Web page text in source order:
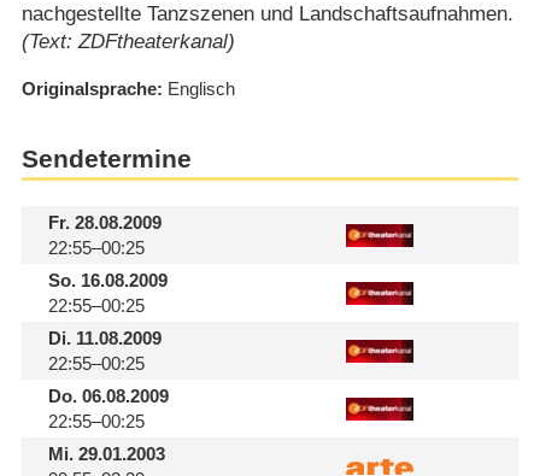
nachgestellte Tanzszenen und Landschaftsaufnahmen.
(Text: ZDFtheaterkanal)
Originalsprache Englisch
Sendetermine
Fr.28.08.2009
22:55–00:25
So.16.08.2009
22:55–00:25
Di.11.08.2009
22:55–00:25
Do.06.08.2009
22:55–00:25
Mi.29.01.2003